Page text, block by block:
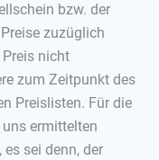
bzw. der
zuzüglich
nicht
zum Zeitpunkt des
Preislisten. Für die
uns ermittelten
sei denn, der